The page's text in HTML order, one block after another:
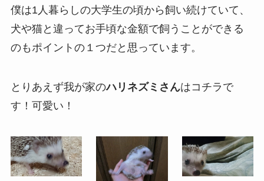
僕は1人暮らしの大学生の頃から飼い続けていて、
犬や猫と違ってお手頃な金額で飼うことができる
のもポイントの１つだと思っています。
とりあえず我が家のハリネズミさんはコチラ で
す！可愛い！